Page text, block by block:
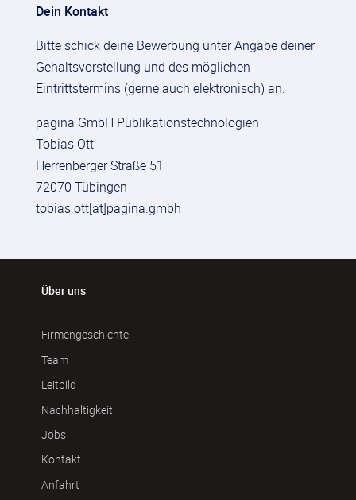
Dein Kontakt
Bitte schick deine Bewerbung unter Angabe deiner
Gehaltsvorstellung und des möglichen
Eintrittstermins (gerne auch elektronisch) an:
pagina GmbH Publikationstechnologien
Tobias Ott
Herrenberger Straße 51
72070 Tübingen
tobias.ott[at]pagina.gmbh
Über uns
Firmengeschichte
Team
Leitbild
Nachhaltigkeit
Jobs
Kontakt
Anfahrt